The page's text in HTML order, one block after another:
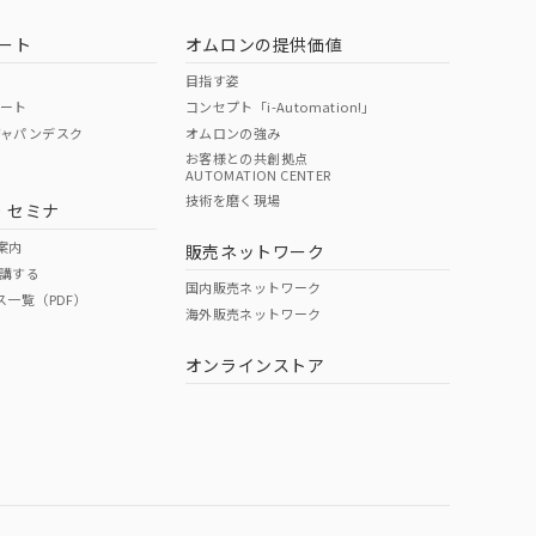
ト
ト
パンデスク
セミナ
内
する
覧（PDF）
オムロンの提供価値
目指す姿
コンセプト「i-Automation!」
オムロンの強み
お客様との共創拠点
AUTOMATION CENTER
技術を磨く現場
販売ネットワーク
国内販売ネットワーク
海外販売ネットワーク
オンラインストア